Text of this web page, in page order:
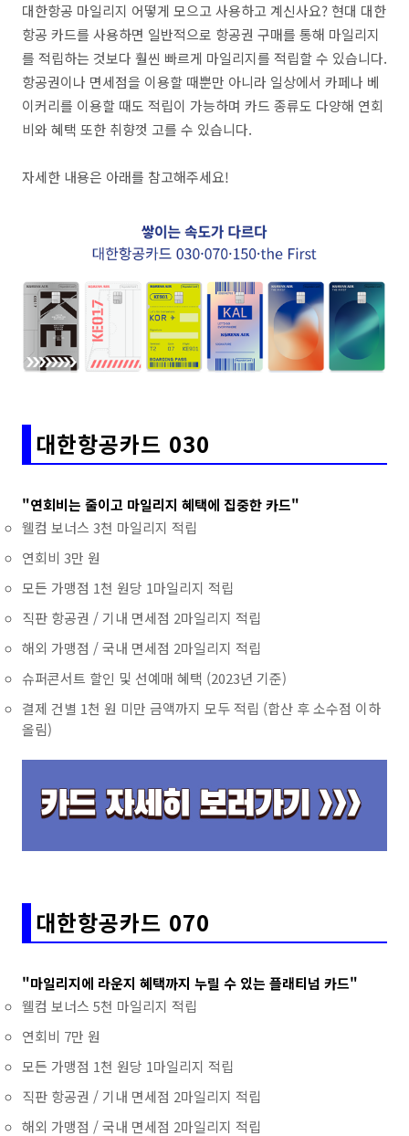
대한항공 마일리지 어떻게 모으고 사용하고 계신사요? 현대 대한
항공 카드를 사용하면 일반적으로 항공권 구매를 통해 마일리지
를 적립하는 것보다 훨씬 빠르게 마일리지를 적립할 수 있습니다.
항공권이나 면세점을 이용할 때뿐만 아니라 일상에서 카페나 베
이커리를 이용할 때도 적립이 가능하며 카드 종류도 다양해 연회
비와 혜택 또한 취향껏 고를 수 있습니다.
자세한 내용은 아래를 참고해주세요!
대한항공카드 030
"연회비는 줄이고 마일리지 혜택에 집중한 카드"
웰컴 보너스 3천 마일리지 적립
연회비 3만 원
모든 가맹점 1천 원당 1마일리지 적립
직판 항공권 / 기내 면세점 2마일리지 적립
해외 가맹점 / 국내 면세점 2마일리지 적립
슈퍼콘서트 할인 및 선예매 혜택 (2023년 기준)
결제 건별 1천 원 미만 금액까지 모두 적립 (합산 후 소수점 이하
올림)
대한항공카드 070
"마일리지에 라운지 혜택까지 누릴 수 있는 플래티넘 카드"
웰컴 보너스 5천 마일리지 적립
연회비 7만 원
모든 가맹점 1천 원당 1마일리지 적립
직판 항공권 / 기내 면세점 2마일리지 적립
해외 가맹점 / 국내 면세점 2마일리지 적립